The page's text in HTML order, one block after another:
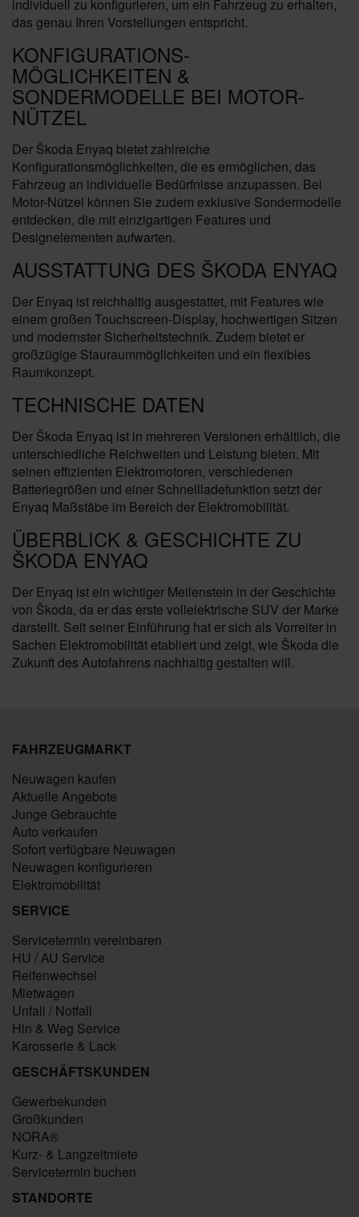
individuell zu konfigurieren, um ein Fahrzeug zu erhalten,
das genau Ihren Vorstellungen entspricht.
KONFIGURATIONS-
MÖGLICHKEITEN &
SONDERMODELLE BEI MOTOR-
NÜTZEL
Der Škoda Enyaq bietet zahlreiche
Konfigurationsmöglichkeiten, die es ermöglichen, das
Fahrzeug an individuelle Bedürfnisse anzupassen. Bei
Motor-Nützel können Sie zudem exklusive Sondermodelle
entdecken, die mit einzigartigen Features und
Designelementen aufwarten.
AUSSTATTUNG DES ŠKODA ENYAQ
Der Enyaq ist reichhaltig ausgestattet, mit Features wie
einem großen Touchscreen-Display, hochwertigen Sitzen
und modernster Sicherheitstechnik. Zudem bietet er
großzügige Stauraummöglichkeiten und ein flexibles
Raumkonzept.
TECHNISCHE DATEN
Der Škoda Enyaq ist in mehreren Versionen erhältlich, die
unterschiedliche Reichweiten und Leistung bieten. Mit
seinen effizienten Elektromotoren, verschiedenen
Batteriegrößen und einer Schnellladefunktion setzt der
Enyaq Maßstäbe im Bereich der Elektromobilität.
ÜBERBLICK & GESCHICHTE ZU
ŠKODA ENYAQ
Der Enyaq ist ein wichtiger Meilenstein in der Geschichte
von Škoda, da er das erste vollelektrische SUV der Marke
darstellt. Seit seiner Einführung hat er sich als Vorreiter in
Sachen Elektromobilität etabliert und zeigt, wie Škoda die
Zukunft des Autofahrens nachhaltig gestalten will.
FAHRZEUGMARKT
Neuwagen kaufen
Aktuelle Angebote
Junge Gebrauchte
Auto verkaufen
Sofort verfügbare Neuwagen
Neuwagen konfigurieren
Elektromobilität
SERVICE
Servicetermin vereinbaren
HU / AU Service
Reifenwechsel
Mietwagen
Unfall / Notfall
Hin & Weg Service
Karosserie & Lack
GESCHÄFTSKUNDEN
Gewerbekunden
Großkunden
NORA®
Kurz- & Langzeitmiete
Servicetermin buchen
STANDORTE